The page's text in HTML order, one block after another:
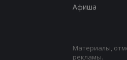
Афиша
Материалы,
рекламы.